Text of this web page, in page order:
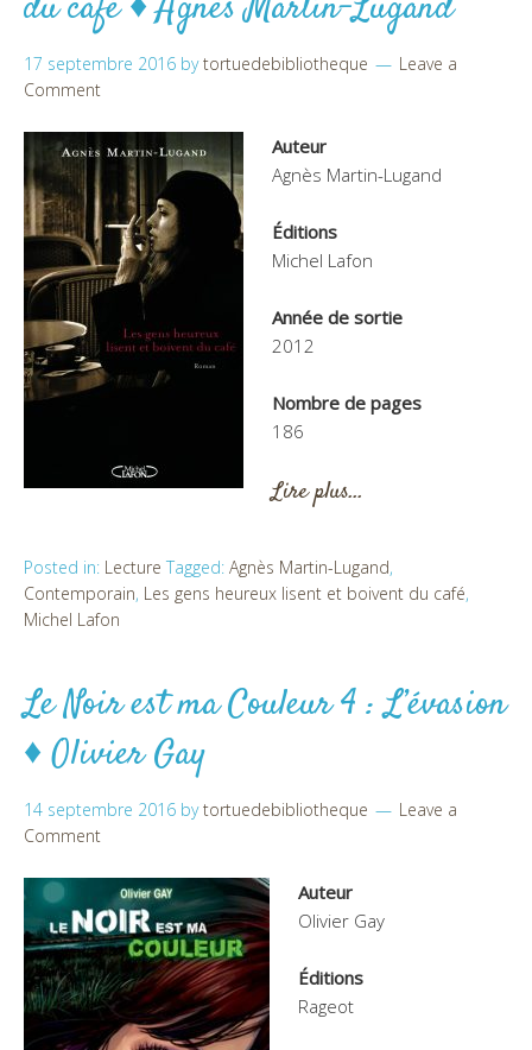
17 septembre 2016 bytortuedebibliotheque
Leave a
Comment
Auteur
Agnès Martin-Lugand
Éditions
Michel Lafon
Année de sortie
2012
Nombre de pages
186
Lire plus…
Posted in: Lecture Tagged: Agnès Martin-Lugand,
Contemporain, Les gens heureux lisent et boivent du café,
Michel Lafon
Le Noir est ma Couleur 4 : L’évasion
♦ Olivier Gay
14 septembre 2016 bytortuedebibliotheque
Leave a
Comment
Auteur
Olivier Gay
Éditions
Rageot